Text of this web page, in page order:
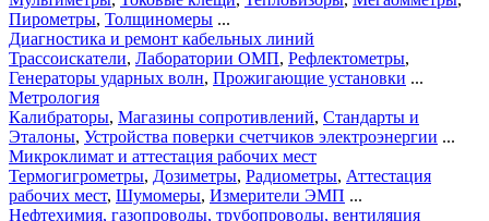
Пирометры, Толщиномеры ...
Диагностика и ремонт кабельных линий
Трассоискатели, Лаборатории ОМП, Рефлектометры,
Генераторы ударных волн, Прожигающие установки ...
Метрология
Калибраторы, Магазины сопротивлений, Стандарты и
Эталоны, Устройства поверки счетчиков электроэнергии ...
Микроклимат и аттестация рабочих мест
Термогигрометры, Дозиметры, Радиометры, Аттестация
рабочих мест, Шумомеры, Измерители ЭМП ...
Нефтехимия, газопроводы, трубопроводы, вентиляция